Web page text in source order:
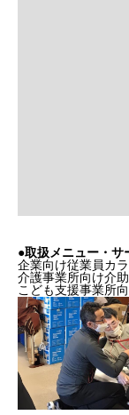
●取扱メニュー・サ
企業向け従業員カ
介護事業所向け介
こども支援事業所